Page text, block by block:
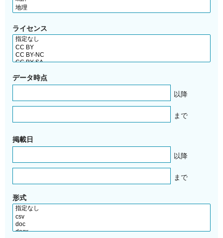
ライセンス
データ時点
以降
まで
掲載日
以降
まで
形式